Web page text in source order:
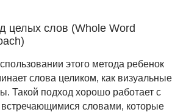
целых слов (Whole Word
этого метода ребенок
слова целиком, как визуальные
Такой подход хорошо работает с
встречающимися словами, которые